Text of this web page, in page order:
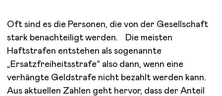
Oft sind es die Personen, die von der Gesellschaft
stark benachteiligt werden. Die meisten
Haftstrafen entstehen als sogenannte
„Ersatzfreiheitsstrafe“ also dann, wenn eine
verhängte Geldstrafe nicht bezahlt werden kann.
Aus aktuellen Zahlen geht hervor, dass der Anteil